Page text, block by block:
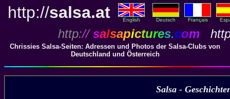
http://salsa.at English Deutsch Français
http:// salsapictures.com
Chrissies Salsa-Seiten: Adressen und Photos der Salsa-Clubs von
Deutschland und Österreich
Salsa -